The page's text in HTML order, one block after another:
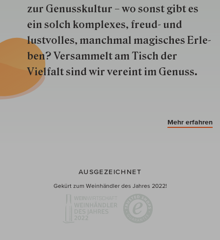
zur Genuss­kultur – wo sonst gibt es
ein solch kom­plexes, freud- und
lustvolles, manchmal ma­gisch­es Er­le­
ben? Versammelt am Tisch der
Vielfalt sind wir ver­eint im Genuss.
Mehr erfahren
AUSGEZEICHNET
Gekürt zum Weinhändler des Jahres 2022!